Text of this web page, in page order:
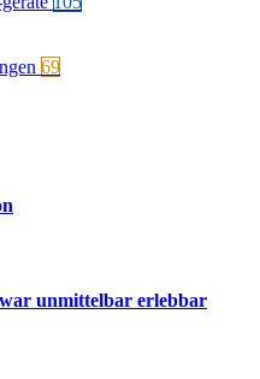
69
unmittelbar erlebbar